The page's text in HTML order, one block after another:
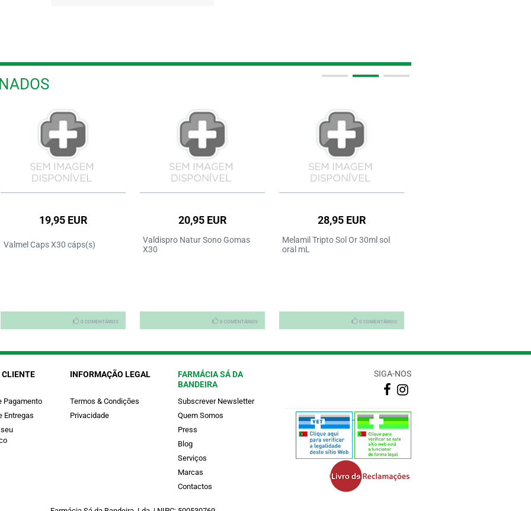
19,95 EUR
Valmel Caps X30 cáps(s)
0 COMENTÁRIOS
20,95 EUR
Valdispro Natur Sono Gomas
X30
0 COMENTÁRIOS
28,95 EUR
Melamil Tripto Sol Or 30ml sol
oral mL
0 COMENTÁRIOS
CLIENTE
Pagamento
Entregas
INFORMAÇÃO LEGAL
Termos & Condições
Privacidade
FARMÁCIA SÁ DA
BANDEIRA
Subscrever Newsletter
Quem Somos
Press
Blog
Serviços
Marcas
Contactos
SIGA-NOS